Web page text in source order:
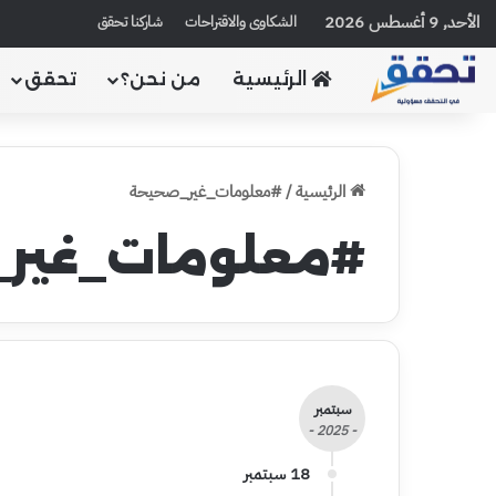
الأحد, 9 أغسطس 2026 الشكاوى والاقتراحات شاركنا تحقق
الرئيسية من نحن؟ تحقق
الرئيسية/#معلومات_غير_صحيحة
سبتمبر
- 2025 -
18 سبتمبر